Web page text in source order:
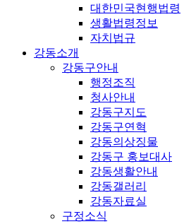
대한민국현행법령
생활법령정보
자치법규
강동소개
강동구안내
행정조직
청사안내
강동구지도
강동구연혁
강동의상징물
강동구 홍보대사
강동생활안내
강동갤러리
강동자료실
구정소식